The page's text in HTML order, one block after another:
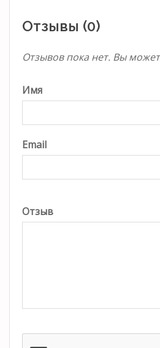
Отзывы (0)
Отзывов пока нет. Вы
Имя
Email
Отзыв